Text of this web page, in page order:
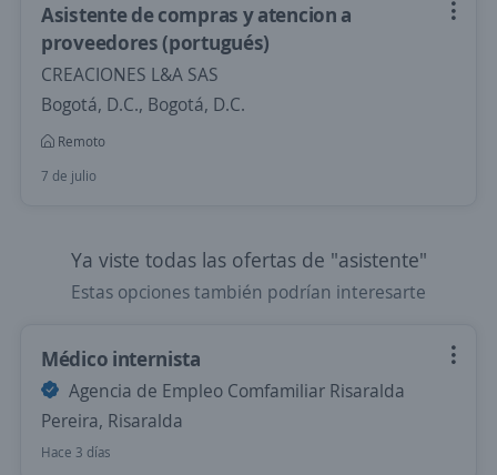
Asistente de compras y atencion a
proveedores (portugués)
CREACIONES L&A SAS
Bogotá, D.C., Bogotá, D.C.
Remoto
7 de julio
Ya viste todas las ofertas de "asistente"
Estas opciones también podrían interesarte
Médico internista
Agencia de Empleo Comfamiliar Risaralda
Pereira, Risaralda
Hace 3 días